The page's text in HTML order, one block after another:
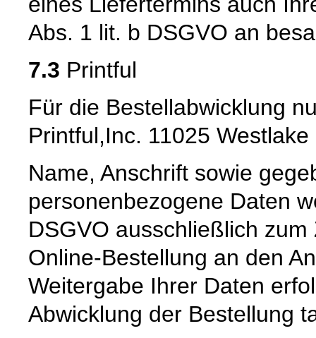
Abs. 1 lit. b DSGVO an
7.3 Printful
Für die Bestellabwicklung
Printful,Inc. 11025
Name, Anschrift sowie
personenbezogene Daten
DSGVO ausschließlich
Online-Bestellung an den
Weitergabe Ihrer Daten
Abwicklung der Bestellung